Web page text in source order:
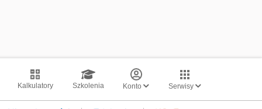
Kalkulatory Szkolenia Konto Serwisy